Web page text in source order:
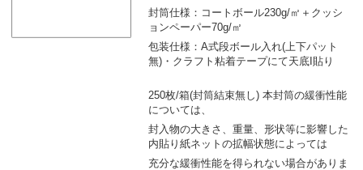
封筒仕様：コートボール230g/㎡＋クッシ
ョンペーパー70g/㎡
包装仕様：A式段ボール入れ(上下パット
無)・クラフト粘着テープにて天底I貼り
250枚/箱(封筒結束無し) 本封筒の緩衝性能
については、
封入物の大きさ、重量、形状等に影響した
内貼り紙ネットの拡幅状態によっては
充分な緩衝性能を得られない場合がありま